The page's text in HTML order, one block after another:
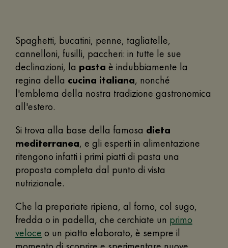
Spaghetti, bucatini, penne, tagliatelle,
cannelloni, fusilli, paccheri: in tutte le sue
declinazioni, la pasta è indubbiamente la
regina della cucina italiana, nonché
l'emblema della nostra tradizione gastronomica
all'estero.
Si trova alla base della famosa dieta
mediterranea, e gli esperti in alimentazione
ritengono infatti i primi piatti di pasta una
proposta completa dal punto di vista
nutrizionale.
Che la prepariate ripiena, al forno, col sugo,
fredda o in padella, che cerchiate un primo
veloce o un piatto elaborato, è sempre il